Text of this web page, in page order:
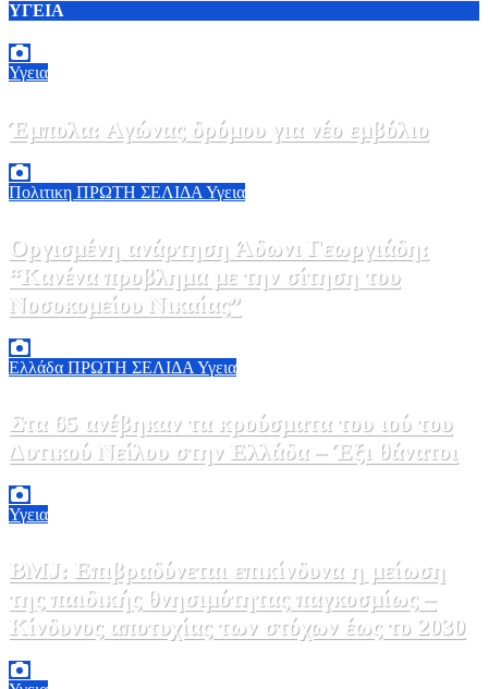
ΥΓΕΙΑ
Υγεια
Έμπολα: Αγώνας δρόμου για νέο εμβόλιο
Πολιτικη ΠΡΩΤΗ ΣΕΛΙΔΑ Υγεια
Οργισμένη ανάρτηση Άδωνι Γεωργιάδη:
“Κανένα προβλημα με την σίτηση του
Νοσοκομείου Νικαίας”
Ελλάδα ΠΡΩΤΗ ΣΕΛΙΔΑ Υγεια
Στα 65 ανέβηκαν τα κρούσματα του ιού του
Δυτικού Νείλου στην Ελλάδα – Έξι θάνατοι
Υγεια
BMJ: Επιβραδύνεται επικίνδυνα η μείωση
της παιδικής θνησιμότητας παγκοσμίως –
Κίνδυνος αποτυχίας των στόχων έως το 2030